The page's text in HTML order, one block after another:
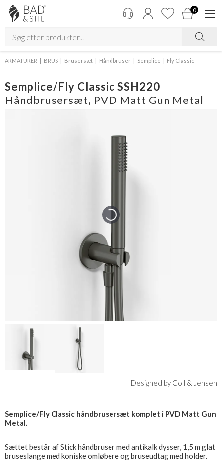
0
ARMATURER BRUS Brusersæt Håndbruser Semplice Fly Classic
Semplice/Fly Classic SSH220
Håndbrusersæt, PVD Matt Gun Metal
Designed by Coll & Jensen
Semplice/Fly Classic håndbrusersæt komplet i PVD Matt Gun
Metal.
Sættet består af Stick håndbruser med antikalk dysser, 1,5 m glat
bruseslange med koniske omløbere og bruseudtag med holder.